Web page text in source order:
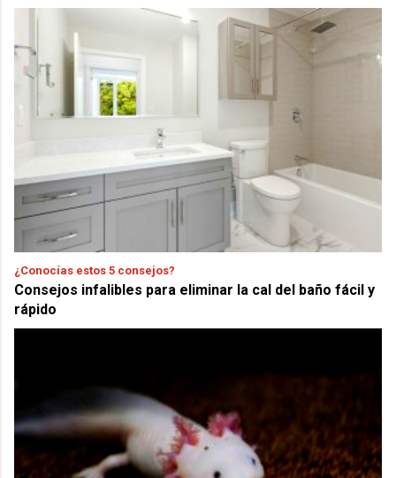
¿Conocías estos 5 consejos?
Consejos infalibles para eliminar la cal del baño fácil y
rápido